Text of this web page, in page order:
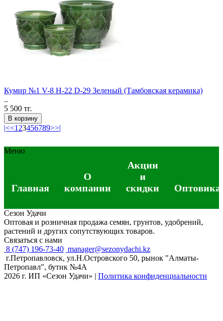
Кумир №1 V-8 H-22 D-29 Зеленый (Тамбовская керамика)
..
5 500 тг.
В корзину
|<<1 23456789>>|
Меню
Главная
О
компании
Акции
и
скидки
Сезон Удачи
Оптовая и розничная продажа семян, грунтов, удобрений,
растений и других сопутствующих товаров.
Связаться с нами
8 (747) 196-73-40 manager@sezonydachi.kz
г.Петропавловск, ул.Н.Островского 50, рынок "Алматы-
Петропавл", бутик №4A
2026 г. ИП «Сезон Удачи» | Политика конфиденциальности